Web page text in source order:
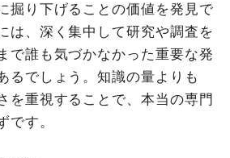
掘り下げることの価値を発見で
は、深く集中して研究や調査を
で誰も気づかなかった重要な発
るでしょう。知識の量よりも
を重視することで、本当の専門
です。